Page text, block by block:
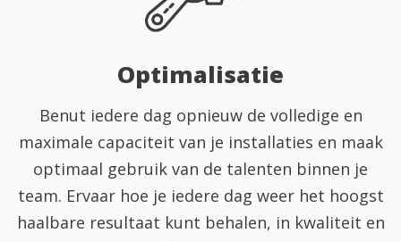
Optimalisatie
Benut iedere dag opnieuw de volledige en
maximale capaciteit van je installaties en maak
optimaal gebruik van de talenten binnen je
team. Ervaar hoe je iedere dag weer het hoogst
haalbare resultaat kunt behalen, in kwaliteit en